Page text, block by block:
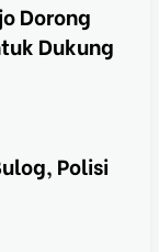
Dorong
Dukung
Polisi